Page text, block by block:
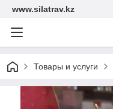
www.silatrav.kz
Товары и услуги